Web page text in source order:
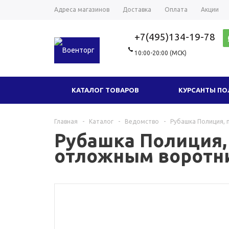
Адреса магазинов Доставка Оплата Акции
+7(495)134-19-78
10:00-20:00 (МСК)
КАТАЛОГ ТОВАРОВ КУРСАНТЫ
ТРИКОТАЖ
ФУРНИТУРА СУВЕНИРЫ И ПОДАРКИ
Главная - Каталог - Ведомство - Рубашка Полиция,
Рубашка Полиция,
отложным